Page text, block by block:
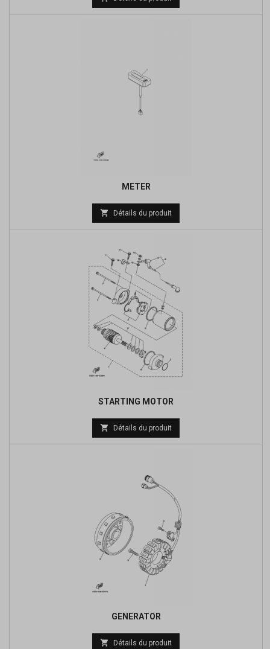
de
METER
Prix
de
 Détails du produit
STARTING MOTOR
Prix
de
 Détails du produit
GENERATOR
Prix
 Détails du produit